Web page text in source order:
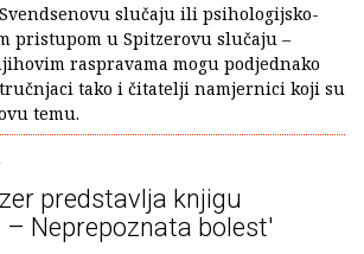
slučaju ili psihologijsko-
pristupom u Spitzerovu slučaju –
raspravama mogu podjednako
tako i čitatelji namjernici koji su
temu.
predstavlja knjigu
Neprepoznata bolest'